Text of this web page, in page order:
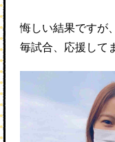
悔しい結果ですが
毎試合、応援して